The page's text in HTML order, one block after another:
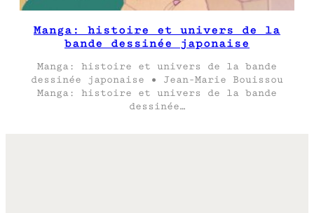
Manga: histoire et univers de la
bande dessinée japonaise
Manga: histoire et univers de la bande
dessinée japonaise • Jean-Marie Bouissou
Manga: histoire et univers de la bande
dessinée…